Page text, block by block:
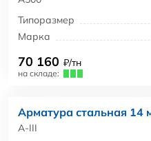
Типоразмер
Марка
70 160 ₽/тн
на складе:
Арматура стальная 14
А-III